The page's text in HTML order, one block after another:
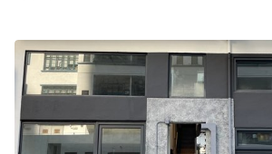
Toilets
Water Access
Whitebox / Minimal
Window Display